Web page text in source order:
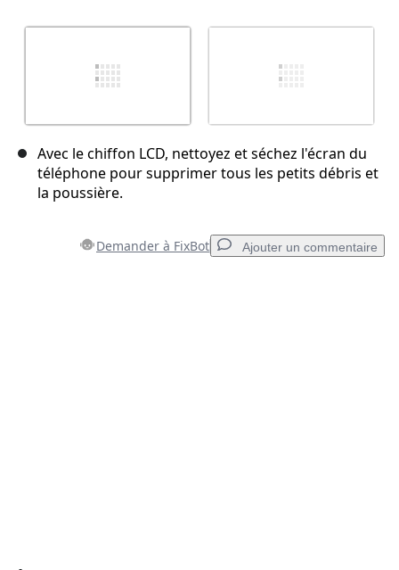
Avec le chiffon LCD, nettoyez et séchez l'écran du
téléphone pour supprimer tous les petits débris et
la poussière.
Demander à FixBot Ajouter un commentaire